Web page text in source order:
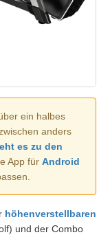
ein halbes
anders
es zu den
App für Android
höhenverstellbaren
und der Combo